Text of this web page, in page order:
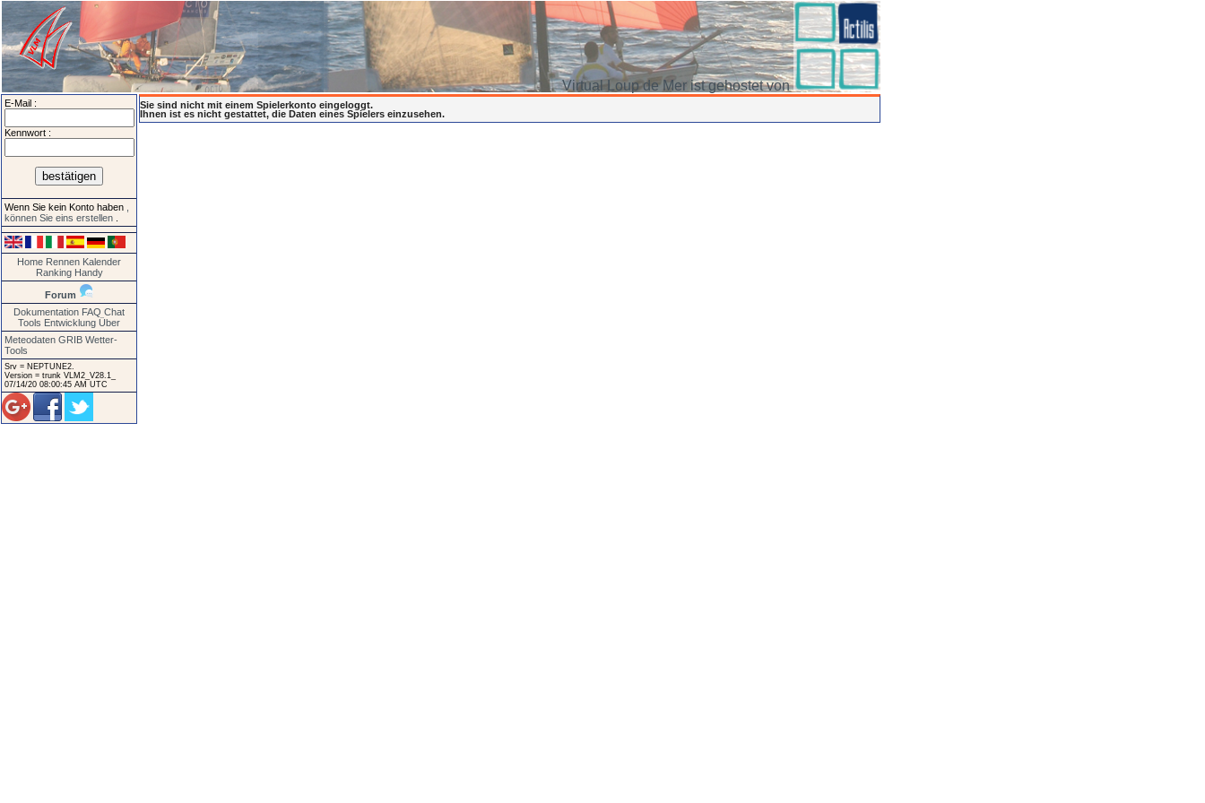
Virtual Loup de Mer ist gehostet von
E-Mail :
Kennwort :
Wenn Sie kein Konto haben
können Sie eins erstellen
Home Rennen Kalender
Ranking Handy
Forum
Dokumentation FAQ Chat
Tools Entwicklung Über
Meteodaten GRIB Wetter-
Tools
Srv = NEPTUNE2.
Version = trunk VLM2_V28.1_
07/14/20 08:00:45 AM UTC
Sie sind nicht mit einem Spielerkonto eingeloggt.
Ihnen ist es nicht gestattet, die Daten eines Spielers einzusehen.